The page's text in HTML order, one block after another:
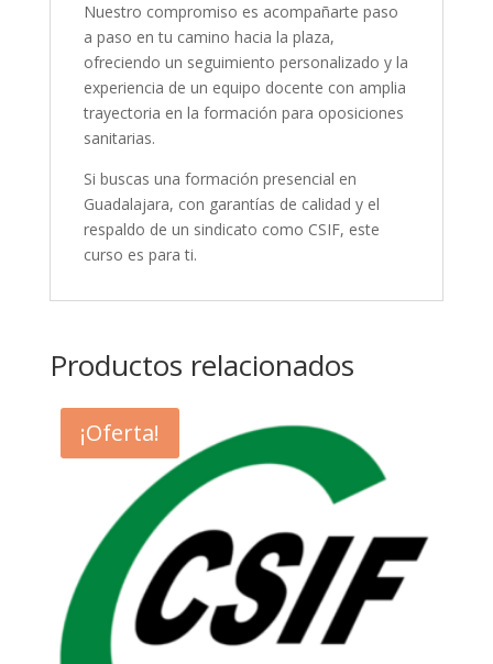
Nuestro compromiso es acompañarte paso
a paso en tu camino hacia la plaza,
ofreciendo un seguimiento personalizado y la
experiencia de un equipo docente con amplia
trayectoria en la formación para oposiciones
sanitarias.
Si buscas una formación presencial en
Guadalajara, con garantías de calidad y el
respaldo de un sindicato como CSIF, este
curso es para ti.
Productos relacionados
¡Oferta!